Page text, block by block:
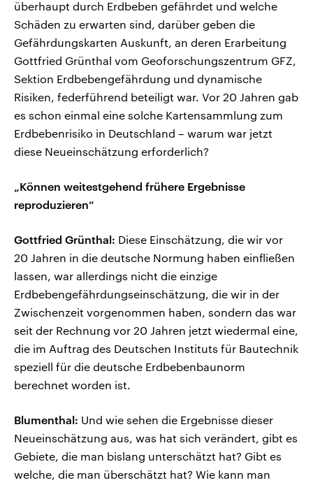
überhaupt durch Erdbeben gefährdet und welche
Schäden zu erwarten sind, darüber geben die
Gefährdungskarten Auskunft, an deren Erarbeitung
Gottfried Grünthal vom Geoforschungszentrum GFZ,
Sektion Erdbebengefährdung und dynamische
Risiken, federführend beteiligt war. Vor 20 Jahren gab
es schon einmal eine solche Kartensammlung zum
Erdbebenrisiko in Deutschland – warum war jetzt
diese Neueinschätzung erforderlich?
„Können weitestgehend frühere Ergebnisse
reproduzieren“
Gottfried Grünthal: Diese Einschätzung, die wir vor
20 Jahren in die deutsche Normung haben einfließen
lassen, war allerdings nicht die einzige
Erdbebengefährdungseinschätzung, die wir in der
Zwischenzeit vorgenommen haben, sondern das war
seit der Rechnung vor 20 Jahren jetzt wiedermal eine,
die im Auftrag des Deutschen Instituts für Bautechnik
speziell für die deutsche Erdbebenbaunorm
berechnet worden ist.
Blumenthal: Und wie sehen die Ergebnisse dieser
Neueinschätzung aus, was hat sich verändert, gibt es
Gebiete, die man bislang unterschätzt hat? Gibt es
welche, die man überschätzt hat? Wie kann man